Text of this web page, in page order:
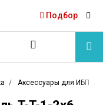
Подбор
Аксессуары для ИБП